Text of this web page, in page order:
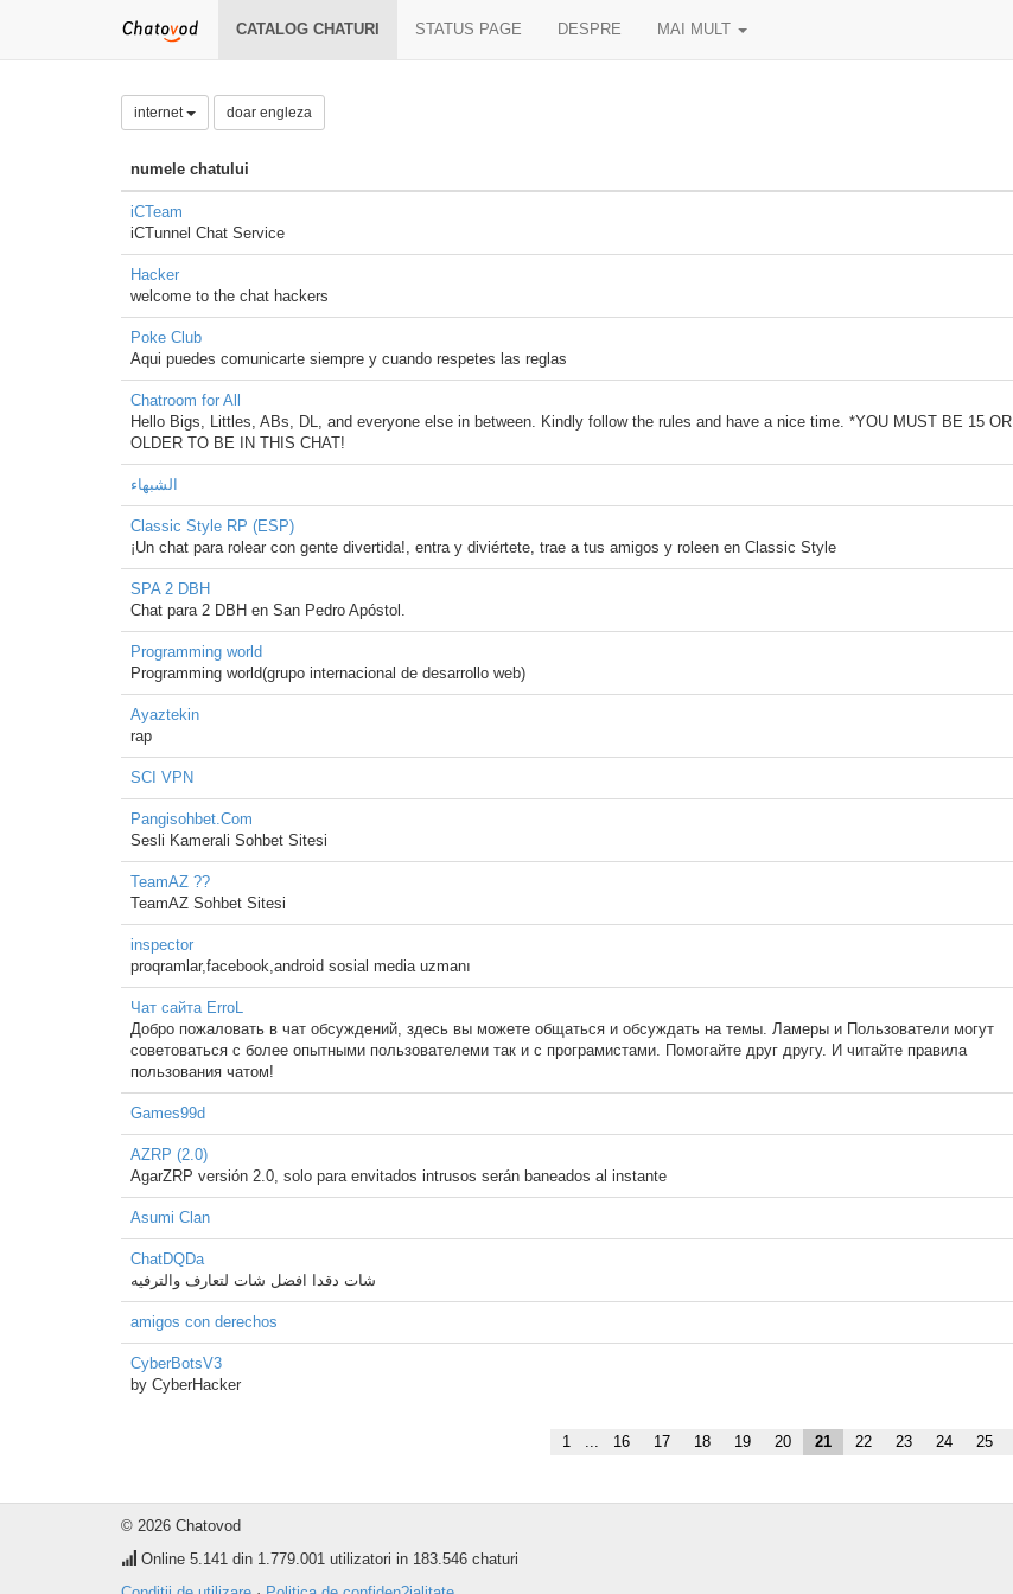
CATALOG CHATURI STATUS PAGE DESPRE MAI MULT
internet doar engleza
numele chatului
iCTeam
iCTunnel Chat Service
Hacker
welcome to the chat hackers
Poke Club
Aqui puedes comunicarte siempre y cuando respetes las reglas
Chatroom for All
Hello Bigs, Littles, ABs, DL, and everyone else in between. Kindly follow the rules and have a nice time. *YOU MUST BE 15 OR
OLDER TO BE IN THIS CHAT!
الشبهاء
Classic Style RP (ESP)
¡Un chat para rolear con gente divertida!, entra y diviértete, trae a tus amigos y roleen en Classic Style
SPA 2 DBH
Chat para 2 DBH en San Pedro Apóstol.
Programming world
Programming world(grupo internacional de desarrollo web)
Ayaztekin
rap
SCI VPN
Pangisohbet.Com
Sesli Kamerali Sohbet Sitesi
TeamAZ ??
TeamAZ Sohbet Sitesi
inspector
proqramlar,facebook,android sosial media uzmanı
Чат сайта ErroL
Добро пожаловать в чат обсуждений, здесь вы можете общаться и обсуждать на темы. Ламеры и Пользователи могут
советоваться с более опытными пользователеми так и с програмистами. Помогайте друг другу. И читайте правила
пользования чатом!
Games99d
AZRP (2.0)
AgarZRP versión 2.0, solo para envitados intrusos serán baneados al instante
Asumi Clan
ChatDQDa
شات دقدا افضل شات لتعارف والترفيه
amigos con derechos
CyberBotsV3
by CyberHacker
1 ... 16 17 18 19 20 21 22 23 24 25
© 2026 Chatovod
Online 5.141 din 1.779.001 utilizatori in 183.546 chaturi